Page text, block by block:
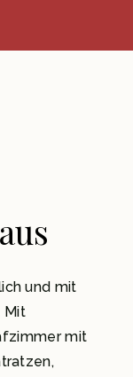
und mit
Mit
mit